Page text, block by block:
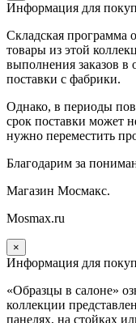
Информация для
Складская программа
товары из этой
выполнения заказов
поставки с фабрики.
Однако, в периоды
срок поставки может
нужно переместить
Благодарим за
Магазин Мосмакс.
Mosmax.ru
×
Информация для
«Образцы в салоне»
коллекции
панелях, на стойках